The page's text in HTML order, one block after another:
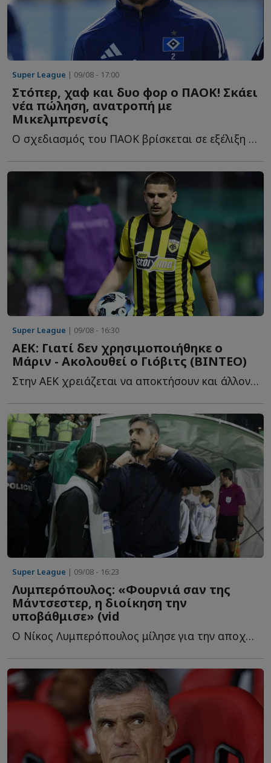
Super League | 09/08 - 17:00
Στόπερ, χαφ και δυο φορ ο ΠΑΟΚ! Σκάει
νέα πώληση, ανατροπή με
Μικελμπρενσίς
Ο σχεδιασμός του ΠΑΟΚ βρίσκεται σε εξέλιξη και μόνο ο...
Super League | 09/08 - 16:30
ΑΕΚ: Γιατί δεν χρησιμοποιήθηκε ο
Μάριν - Ακολουθεί ο Γιόβιτς (ΒΙΝΤΕΟ)
Στην ΑΕΚ χρειάζεται να αποκτήσουν και άλλον αριστερό μ...
Super League | 09/08 - 16:23
Λυμπερόπουλος: «Φουρνιά σαν της
Μάντσεστερ, η διοίκηση την
υποβάθμισε» (vid
Ο Νίκος Λυμπερόπουλος μίλησε για την αποχώρησή του α...